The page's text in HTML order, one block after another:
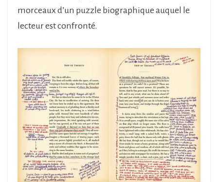
morceaux d’un puzzle biographique auquel le
lecteur est confronté.